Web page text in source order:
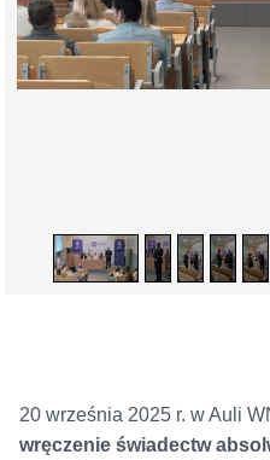
20 września 2025 r. w Auli
wręczenie świadectw